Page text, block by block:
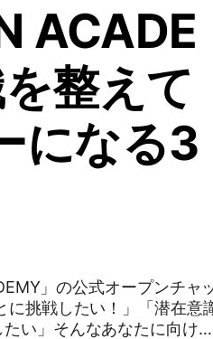
ACADE
整えて
になる3
」の公式オープンチャ
い」そんなあなたに向け